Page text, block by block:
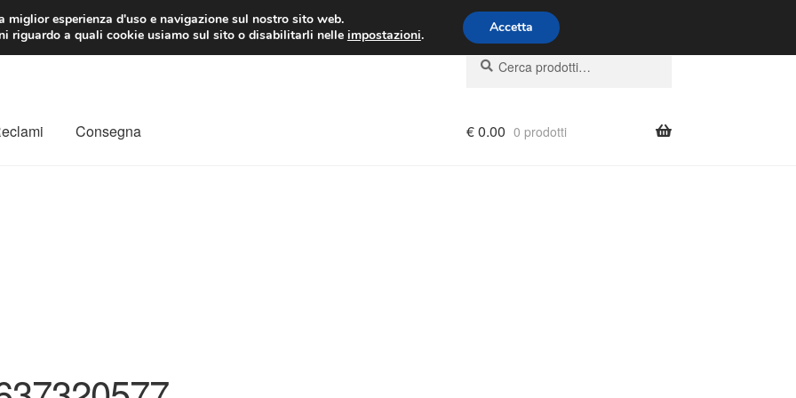
EUR Lun-Ven 9:00 - 16:00 800 580 290
Cerca:
Cerca
Consegna €0.00 0 prodotti
esperienza d'uso e navigazione sul nostro sito web.
riguardo a quali cookie usiamo sul sito o disabilitarli nelle impostazioni. Accetta